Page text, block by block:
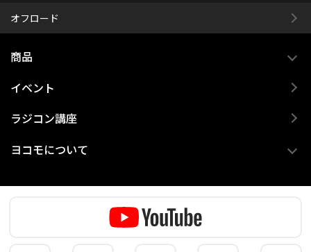
オフロード
商品
イベント
ラジコン講座
ヨコモについて